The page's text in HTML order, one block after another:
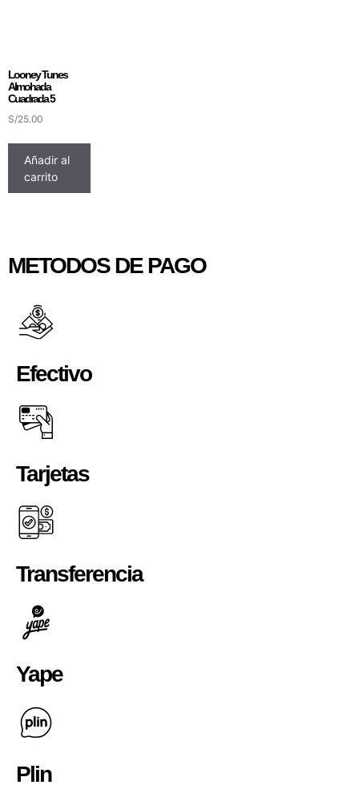
Looney Tunes
Almohada
Cuadrada 5
S/25.00
Añadir al
carrito
METODOS DE PAGO
Efectivo
Tarjetas
Transferencia
Yape
Plin